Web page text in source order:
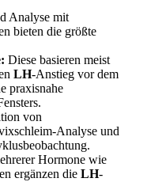
Analyse mit
bieten die größte
Diese basieren meist
LH-Anstieg vor dem
praxisnahe
von
Analyse und
Hormone wie
ergänzen die LH-